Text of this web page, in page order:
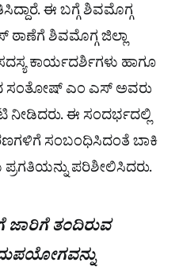
ಈ ಬಗ್ಗೆ ಶಿವಮೊಗ್ಗ
ಶಿವಮೊಗ್ಗ ಜಿಲ್ಲಾ
ಕಾರ್ಯದರ್ಶಿಗಳು ಹಾಗೂ
ಸಂತೋಷ್ ಎಂ ಎಸ್ ಅವರು
ಈ ಸಂದರ್ಭದಲ್ಲಿ
ಸಂಬಂಧಿಸಿದಂತೆ ಬಾಕಿ
ಪರಿಶೀಲಿಸಿದರು.
ಜಾರಿಗೆ ತಂದಿರುವ